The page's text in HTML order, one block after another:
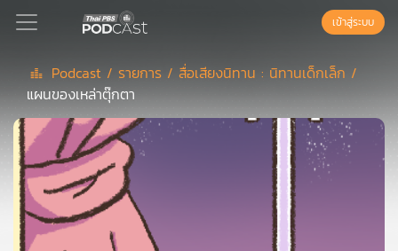
Podcast
เพล
ย์
ลิ
สต์
แนะนำ
เข้าสู่ระบบ
Podcast / รายการ /สื่อเสียงนิทาน : นิทานเด็กเล็ก /
แผนของเหล่าตุ๊กตา